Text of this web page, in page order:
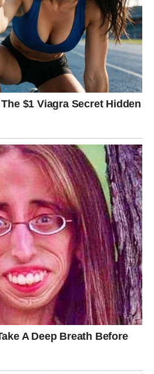
od najvažnijih emotivnih faza
može vas zateći, ali odmah
danas postaje kristalno jasno.
razgovora koji menja
fazu.
vas jedna osoba vidi, i to će
dobijate dokaz da vam neko
ali i nežnosti.
za vas jer donosi razrešenje
u tišini.
potvrdu ljubavi, možda kroz
vam priznaje privlačnost ili